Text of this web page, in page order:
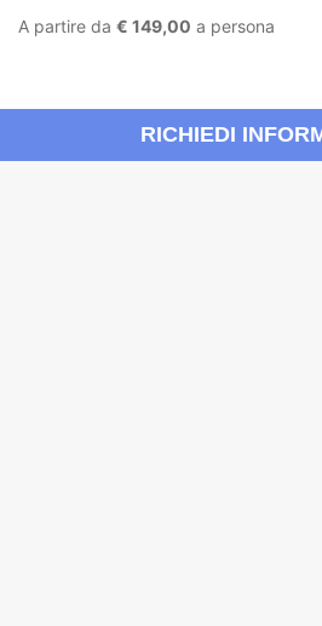
A partire da € 149,00 a persona
RICHIEDI